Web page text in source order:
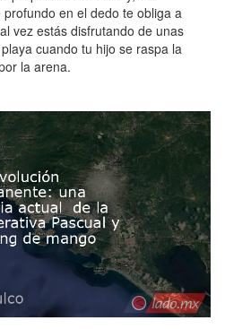
en el dedo te obliga a
vez estás disfrutando de unas
cuando tu hijo se raspa la
la arena.